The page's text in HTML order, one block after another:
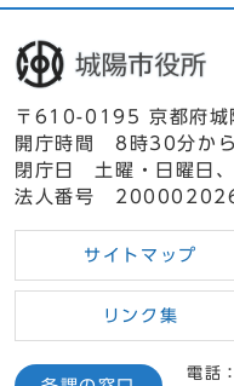
〒610-0195 京都府城
開庁時間 8時30分か
閉庁日 土曜・日曜日
法人番号
サイトマップ
リンク集
電話：